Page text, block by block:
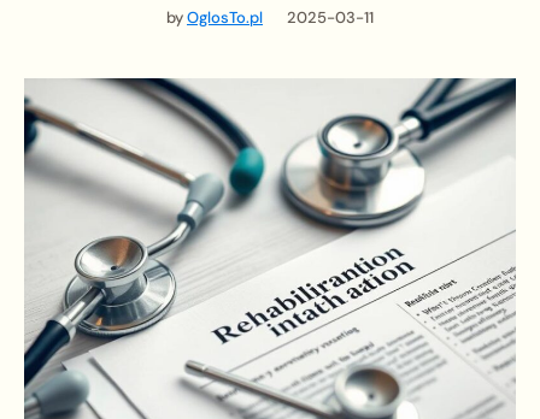
byOglosTo.pl 2025-03-11